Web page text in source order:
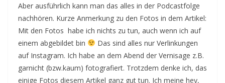
Aber ausführlich kann man das alles in der Podcastfolge
nachhören. Kurze Anmerkung zu den Fotos in dem Artikel:
Mit den Fotos habe ich nichts zu tun, auch wenn ich auf
einem abgebildet bin
Das sind alles nur Verlinkungen
auf Instagram. Ich habe an dem Abend der Vernisage z.B.
garnicht (bzw.kaum) fotografiert. Trotzdem denke ich, das
einige Fotos diesem Artikel ganz gut tun. Ich meine hey,